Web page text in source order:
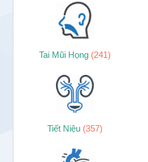
Tai Mũi Họng (241)
Tiết Niệu (357)